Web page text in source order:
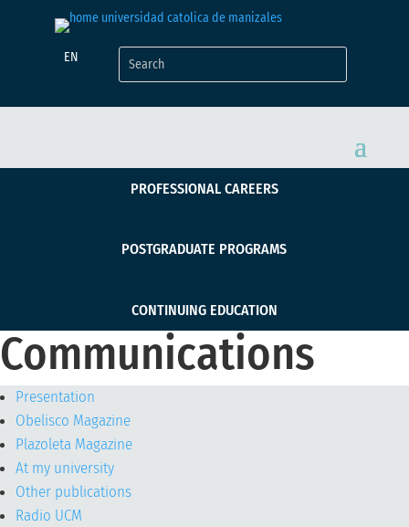
EN
PROFESSIONAL CAREERS
POSTGRADUATE PROGRAMS
CONTINUING EDUCATION
Communications
Presentation
Obelisco Magazine
Plazoleta Magazine
At my university
Other publications
Radio UCM